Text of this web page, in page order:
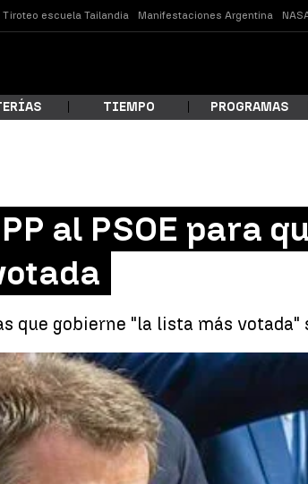
Tiroteo escuela Tailandia Manifestaciones Argentina
buscando?
TIEMPO PROGRAMAS
al PSOE para
que gobierne "la lista más votada"
La propuesta del